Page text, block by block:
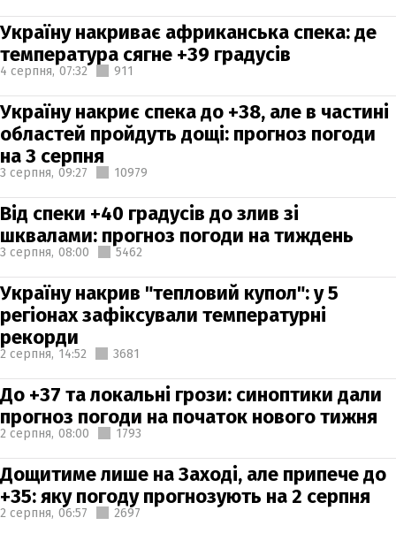
Україну накриває африканська спека: де
температура сягне +39 градусів
4 серпня, 07:32 911
Україну накриє спека до +38, але в частині
областей пройдуть дощі: прогноз погоди
на 3 серпня
3 серпня, 09:27 10979
Від спеки +40 градусів до злив зі
шквалами: прогноз погоди на тиждень
3 серпня, 08:00 5462
Україну накрив "тепловий купол": у 5
регіонах зафіксували температурні
рекорди
2 серпня, 14:52 3681
До +37 та локальні грози: синоптики дали
прогноз погоди на початок нового тижня
2 серпня, 08:00 1793
Дощитиме лише на Заході, але припече до
+35: яку погоду прогнозують на 2 серпня
2 серпня, 06:57 2697